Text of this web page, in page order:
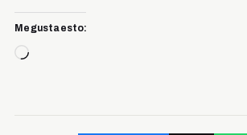
Me gusta esto:
Cargando...